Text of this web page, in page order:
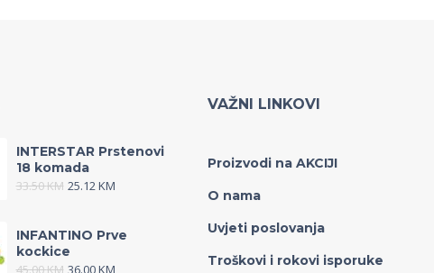
INTERSTAR Prstenovi
18 komada
33.50KM 25.12KM
INFANTINO Prve
kockice
45.00KM 36.00KM
VAŽNI LINKOVI
Proizvodi na AKCIJI
O nama
Uvjeti poslovanja
Troškovi i rokovi isporuke